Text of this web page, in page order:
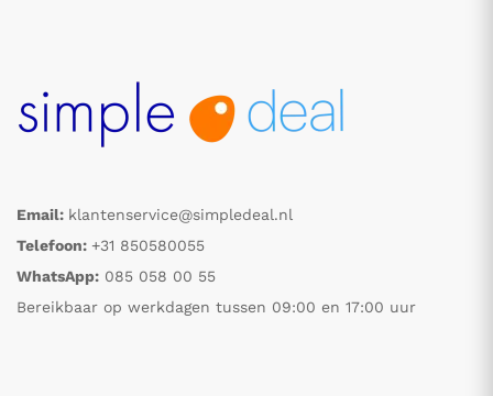
Email: klantenservice@simpledeal.nl
Telefoon: +31 850580055
WhatsApp: 085 058 00 55
Bereikbaar op werkdagen tussen 09:00 en 17:00 uur